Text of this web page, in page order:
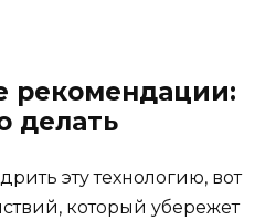
рекомендации:
делать
эту технологию, вот
который убережет